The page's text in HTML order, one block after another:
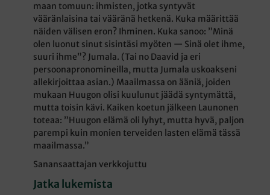
maan tomuun: ihmisten, jotka syntyvät
vääränlaisina tai vääränä hetkenä. Kuka määrittää
näiden välisen eron? Ihminen. Kuka sanoo: ”Minä
olen luonut sinut sisintäsi myöten — Sinä olet ihme,
suuri ihme”? Jumala. (Tai no Daavid ja eri
persoonapronomineilla, mutta Jumala uskoakseni
allekirjoittaa asian.) Maailmassa on ääniä, joiden
mukaan Huugon olisi kuulunut jäädä syntymättä,
mutta toisin kävi. Kaiken koetun jälkeen Launonen
toteaa: ”Huugon elämä oli lyhyt, mutta hyvä, paljon
parempi kuin monien terveiden lasten elämä tässä
maailmassa.”
Sanansaattajan verkkojuttu
Jatka lukemista